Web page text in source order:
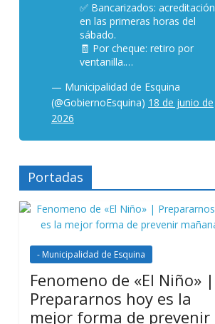
✅ Bancarizados: acreditación
en las primeras horas del
sábado.
🧾 Por cheque: retiro por
ventanilla.…
— Municipalidad de Esquina
(@GobiernoEsquina) 18 de junio de
2026
Portadas
- Municipalidad de Esquina
Fenomeno de «El Niño» |
Prepararnos hoy es la
mejor forma de prevenir